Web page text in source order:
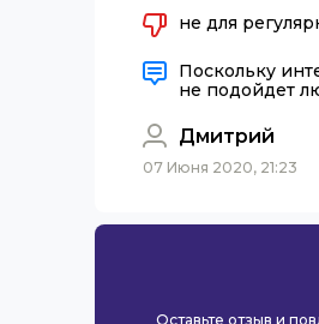
не для
Поскольку
не подойдет
Дмитрий
07 Июня 2020, 21:23
Оставьте отзыв и